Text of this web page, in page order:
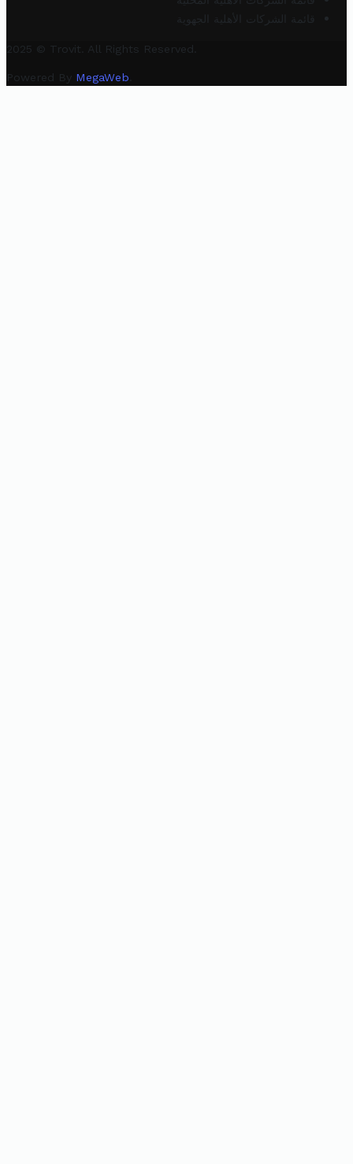
قائمة الشركات الأهلية الجهوية
2025 © Trovit. All Rights Reserved.
Powered By MegaWeb